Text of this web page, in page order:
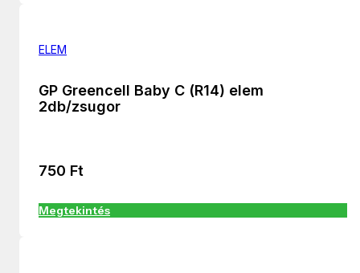
ELEM
GP Greencell Baby C (R14) elem
2db/zsugor
750 Ft
Megtekintés